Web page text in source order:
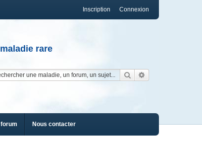
Connexion
Inscription
rare
Rechercher
Nous contacter